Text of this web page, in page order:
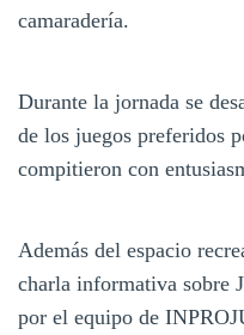
camaradería.
Durante la jornada se
de los juegos preferidos
compitieron con
Además del espacio
charla informativa sobre
por el equipo de